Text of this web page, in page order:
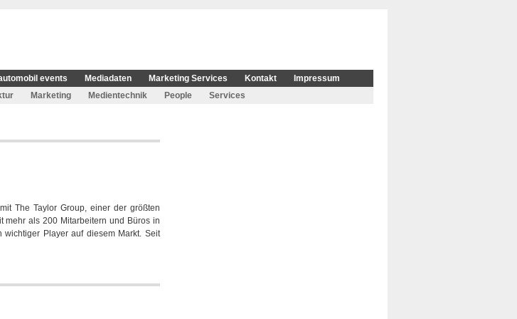
events Mediadaten Marketing Services Kontakt
Impressum
Marketing Medientechnik People Services
The Taylor Group, einer der größten
mehr als 200 Mitarbeitern und Büros in
Player auf diesem Markt. Seit